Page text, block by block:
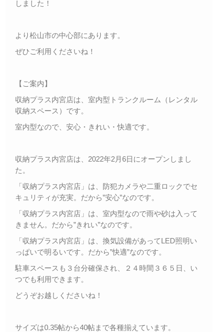
しました！
より松山市の中心部にあります。
ぜひご利用くださいね！
【ご案内】
収納プラス内宮店は、室内型トランクルーム（レンタル
収納スペース）です。
室内型なので、安心・きれい・快適です。
収納プラス内宮店は、2022年2月6日にオープンしまし
た。
「収納プラス内宮店」は、防犯カメラや二重ロックでセ
キュリティが充実。だから”安心”なのです。
「収納プラス内宮店」は、室内型なので雨や砂は入って
きません。だから”きれい”なのです。
「収納プラス内宮店」は、換気設備があってLED照明い
っぱいで明るいです。だから”快適”なのです。
駐車スペースも３台分確保され、２４時間３６５日、い
つでも利用できます。
どうぞお越しくださいね！
サイズは0.35帖から40帖まで各種揃えています。